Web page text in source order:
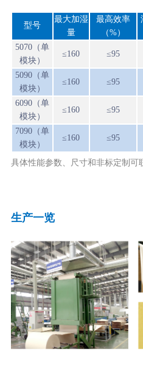
型号
最大加湿
量
最高效率
（%）
5070（单
模块）
≤160 ≤95
5090（单
模块）
≤160 ≤95
6090（单
模块）
≤160 ≤95
7090（单
模块）
≤160 ≤95
具体性能参数、尺寸和非标定制可
生产一览